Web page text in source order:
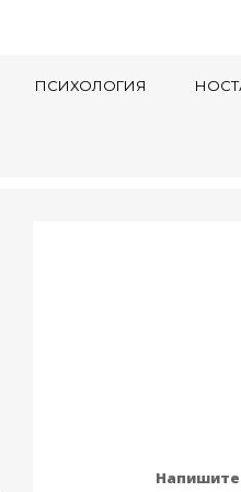
ПСИХОЛОГИЯ